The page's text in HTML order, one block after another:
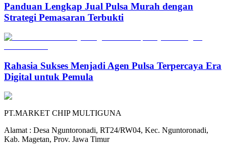
Panduan Lengkap Jual Pulsa Murah dengan
Strategi Pemasaran Terbukti
Rahasia Sukses Menjadi Agen Pulsa Terpercaya Era
Digital untuk Pemula
PT.MARKET CHIP MULTIGUNA
Alamat : Desa Nguntoronadi, RT24/RW04, Kec. Nguntoronadi,
Kab. Magetan, Prov. Jawa Timur